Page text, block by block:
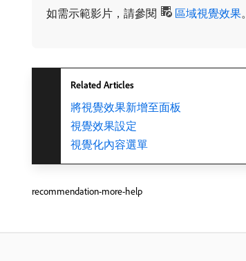
如需示範影片，請參閱 區域視覺效果。
Related Articles
將視覺效果新增至面板
視覺效果設定
視覺化內容選單
recommendation-more-help